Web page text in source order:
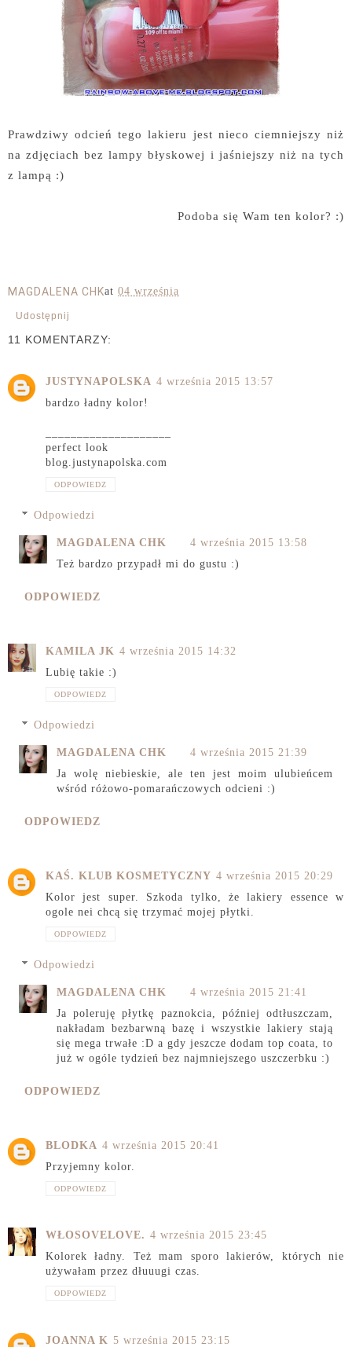
Prawdziwy odcień tego lakieru jest nieco ciemniejszy niż
na zdjęciach bez lampy błyskowej i jaśniejszy niż na tych
z lampą :)
Podoba się Wam ten kolor? :)
MAGDALENA CHKat 04 września
Udostępnij
11 KOMENTARZY:
JUSTYNAPOLSKA 4 września 2015 13:57
bardzo ładny kolor!
perfect look
blog.justynapolska.com
ODPOWIEDZ
Odpowiedzi
MAGDALENA CHK
4 września 2015 13:58
Też bardzo przypadł mi do gustu :)
ODPOWIEDZ
KAMILA JK 4 września 2015 14:32
Lubię takie :)
ODPOWIEDZ
Odpowiedzi
MAGDALENA CHK
4 września 2015 21:39
Ja wolę niebieskie, ale ten jest moim ulubieńcem
wśród różowo-pomarańczowych odcieni :)
ODPOWIEDZ
KAŚ. KLUB KOSMETYCZNY 4 września 2015 20:29
Kolor jest super. Szkoda tylko, że lakiery essence w
ogole nei chcą się trzymać mojej płytki.
ODPOWIEDZ
Odpowiedzi
MAGDALENA CHK
4 września 2015 21:41
Ja poleruję płytkę paznokcia, później odtłuszczam,
nakładam bezbarwną bazę i wszystkie lakiery stają
się mega trwałe :D a gdy jeszcze dodam top coata, to
już w ogóle tydzień bez najmniejszego uszczerbku :)
ODPOWIEDZ
BLODKA 4 września 2015 20:41
Przyjemny kolor.
ODPOWIEDZ
WŁOSOVELOVE. 4 września 2015 23:45
Kolorek ładny. Też mam sporo lakierów, których nie
używałam przez dłuuugi czas.
ODPOWIEDZ
JOANNA K 5 września 2015 23:15